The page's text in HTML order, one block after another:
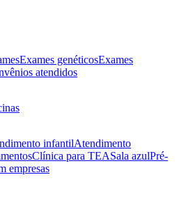
Exames genéticosExames
atendidos
infantilAtendimento
Clínica para TEASala azulPré-
empresas